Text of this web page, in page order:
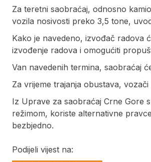
Za teretni saobraćaj, odnosno
vozila nosivosti preko 3,5 tone,
Kako je navedeno, izvođač radova
izvođenje radova i omogućiti
Van navedenih termina, saobraćaj
Za vrijeme trajanja obustava,
Iz Uprave za saobraćaj Crne Gore
režimom, koriste alternativne
bezbjedno.
Podijeli vijest na: